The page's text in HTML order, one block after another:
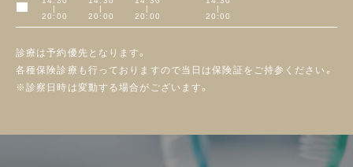
|
20:00
|
20:00
|
20:00
|
20:00
診療は予約優先となります。
各種保険診療も行っておりますので当日は保険証をご持参ください。
※診察日時は変動する場合がございます。